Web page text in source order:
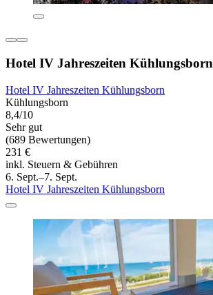
Hotel IV Jahreszeiten Kühlungsborn
Hotel IV Jahreszeiten Kühlungsborn
Kühlungsborn
8,4/10
Sehr gut
(689 Bewertungen)
231 €
inkl. Steuern & Gebühren
6. Sept.–7. Sept.
Hotel IV Jahreszeiten Kühlungsborn